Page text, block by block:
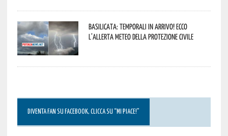
Basilicata: temporali in arrivo! Ecco
l’allerta meteo della Protezione civile
DIVENTA FAN SU FACEBOOK, CLICCA SU “MI PIACE!”